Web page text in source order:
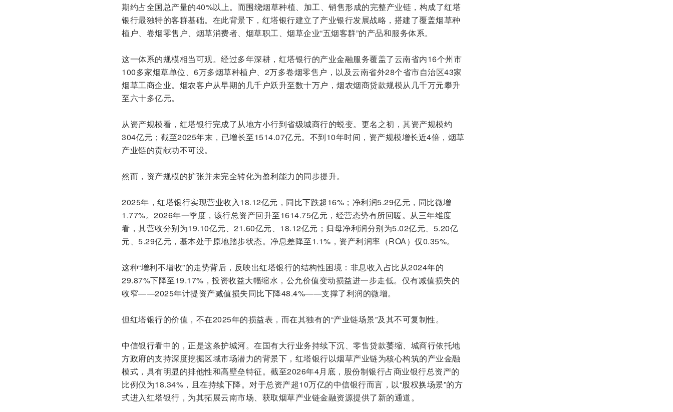
期约占全国总产量的40%以上。而围绕烟草种植、加工、销售形成的完整产业链，构成了红塔
银行最独特的客群基础。在此背景下，红塔银行建立了产业银行发展战略，搭建了覆盖烟草种
植户、卷烟零售户、烟草消费者、烟草职工、烟草企业“五烟客群”的产品和服务体系。
这一体系的规模相当可观。经过多年深耕，红塔银行的产业金融服务覆盖了云南省内16个州市
100多家烟草单位、6万多烟草种植户、2万多卷烟零售户，以及云南省外28个省市自治区43家
烟草工商企业。烟农客户从早期的几千户跃升至数十万户，烟农烟商贷款规模从几千万元攀升
至六十多亿元。
从资产规模看，红塔银行完成了从地方小行到省级城商行的蜕变。更名之初，其资产规模约
304亿元；截至2025年末，已增长至1514.07亿元。不到10年时间，资产规模增长近4倍，烟草
产业链的贡献功不可没。
然而，资产规模的扩张并未完全转化为盈利能力的同步提升。
2025年，红塔银行实现营业收入18.12亿元，同比下跌超16%；净利润5.29亿元，同比微增
1.77%。2026年一季度，该行总资产回升至1614.75亿元，经营态势有所回暖。从三年维度
看，其营收分别为19.10亿元、21.60亿元、18.12亿元；归母净利润分别为5.02亿元、5.20亿
元、5.29亿元，基本处于原地踏步状态。净息差降至1.1%，资产利润率（ROA）仅0.35%。
这种“增利不增收”的走势背后，反映出红塔银行的结构性困境：非息收入占比从2024年的
29.87%下降至19.17%，投资收益大幅缩水，公允价值变动损益进一步走低。仅有减值损失的
收窄——2025年计提资产减值损失同比下降48.4%——支撑了利润的微增。
但红塔银行的价值，不在2025年的损益表，而在其独有的“产业链场景”及其不可复制性。
中信银行看中的，正是这条护城河。在国有大行业务持续下沉、零售贷款萎缩、城商行依托地
方政府的支持深度挖掘区域市场潜力的背景下，红塔银行以烟草产业链为核心构筑的产业金融
模式，具有明显的排他性和高壁垒特征。截至2026年4月底，股份制银行占商业银行总资产的
比例仅为18.34%，且在持续下降。对于总资产超10万亿的中信银行而言，以“股权换场景”的方
式进入红塔银行，为其拓展云南市场、获取烟草产业链金融资源提供了新的通道。